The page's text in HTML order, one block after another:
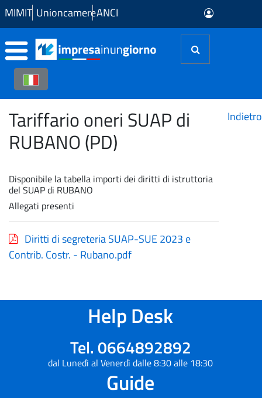
Skip to Main Content
MIMIT UnioncamereANCI
Tariffario oneri SUAP di
RUBANO (PD)
Disponibile la tabella importi dei diritti di istruttoria
del SUAP di RUBANO
Allegati presenti
Diritti di segreteria SUAP-SUE 2023 e
Contrib. Costr. - Rubano.pdf
Indietro
Help Desk
Tel. 0664892892
dal Lunedì al Venerdì dalle 8:30 alle 18:30
Guide